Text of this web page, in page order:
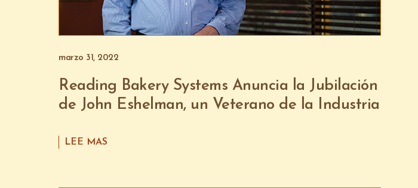
marzo 31, 2022
Reading Bakery Systems Anuncia la Jubilación
de John Eshelman, un Veterano de la Industria
LEE MAS